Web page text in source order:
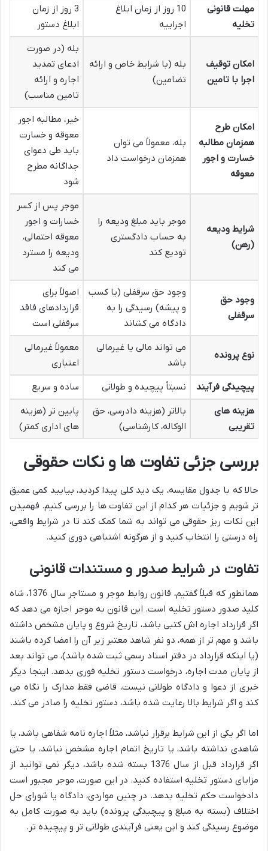
مهلت قانونی
تخلیه
10 روز از زمان ابلاغ
اجراییه
3 روز از زمان
ابلاغ دستور
امکان توقیف
اجرا با تامین
بله (با شرایط خاص و ارائه
تضامین)
بله (در صورت
ادعای تمدید
اجاره و ارائه
تامین مناسب)
امکان طرح
همزمان مطالبه
خسارت و اجور
معوقه
بله، معمولاً می توان
همزمان درخواست داد
خیر، مطالبه اجور
معوقه و خسارت
باید طی دعوای
جداگانه مطرح
شود
شرایط ودیعه
(رهن)
موجر باید مبلغ ودیعه را
به حساب دادگستری
تودیع کند
موجر پس از کسر
خسارات و اجور
معوقه احتمالی،
ودیعه را مسترد
می کند
وجود حق
سرقفلی
وجود حق سرقفلی (یا کسب
و پیشه) رسیدگی را به
دادگاه می کشاند
اصولاً برای
قراردادهای فاقد
سرقفلی است
نوع پرونده
می تواند مالی یا غیرمالی
باشد
معمولاً غیرمالی
اعتباری
پیچیدگی فرآیند
نسبتاً پیچیده و طولانی
ساده و سریع
هزینه های
تقریبی
بالاتر (هزینه دادرسی، حق
الوکاله، کارشناسی)
پایین تر (هزینه
های اداری کمتر)
بررسی جزئی تفاوت ها و نکات حقوقی
حالا که با جدول مقایسه، یک دید کلی پیدا کردید، بیایید کمی عمیق
تر شویم و جزئیات هر کدام از این تفاوت ها را بررسی کنیم. فهمیدن
این نکات ریز حقوقی می تواند به شما کمک کند تا در شرایط واقعی،
راه درستی را انتخاب کنید و از هرگونه اشتباهی دوری کنید.
تفاوت در شرایط صدور و مستندات قانونی
همانطور که قبلاً گفتیم، قانون روابط موجر و مستاجر سال 1376، شاه
کلید صدور دستور تخلیه است. این قانون به موجر اجازه می دهد که
اگر قرارداد اجاره اش کتبی باشد، تاریخ شروع و پایان مشخص داشته
باشد و مهم تر از همه، دو نفر شاهد معتبر زیر آن را امضا کرده باشند
(یا اینکه قرارداد در دفتر اسناد رسمی ثبت شده باشد)، می تواند بعد
از پایان مدت اجاره، درخواست دستور تخلیه فوری بدهد. اینجا دیگر
خبری از دعوا و دادگاه طولانی نیست، قاضی فقط مدارک را نگاه می
کند و اگر شرایط بالا رعایت شده باشد، دستور تخلیه را صادر می کند.
اما اگر یکی از این شرایط برقرار نباشد، مثلاً اجاره نامه شفاهی باشد، یا
شاهدی نداشته باشد، یا تاریخ اتمام اجاره مشخص نباشد، یا حتی
اگر قرارداد قبل از سال 1376 بسته شده باشد، دیگر نمی توانید از
مزایای دستور تخلیه استفاده کنید. در این صورت، موجر مجبور است
دادخواست حکم تخلیه بدهد. در چنین مواردی، دادگاه یا شورای حل
اختلاف (بسته به مبلغ و پیچیدگی پرونده) باید به صورت کامل به
موضوع رسیدگی کند و این یعنی فرآیندی طولانی تر و پیچیده تر.